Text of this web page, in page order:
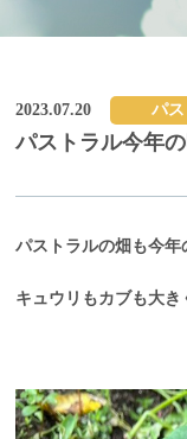
2023.07.20 パ
パストラル今年
パストラルの畑も今
キュウリもカブも大